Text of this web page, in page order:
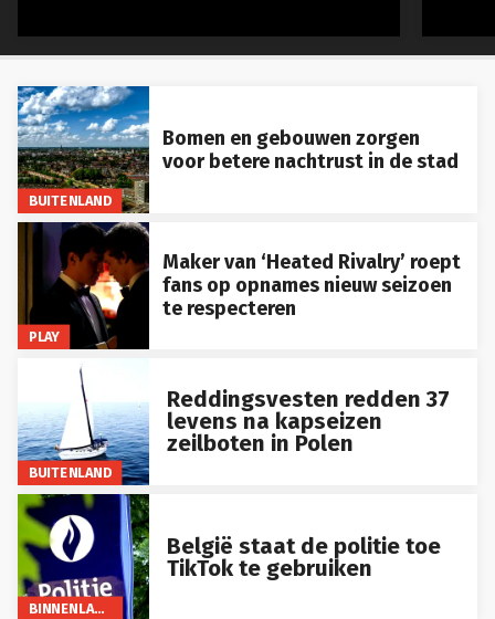
BUITENLAND
Bomen en gebouwen zorgen
voor betere nachtrust in de stad
PLAY
Maker van ‘Heated Rivalry’ roept
fans op opnames nieuw seizoen
te respecteren
BUITENLAND
Reddingsvesten redden 37
levens na kapseizen
zeilboten in Polen
BINNENLAND
België staat de politie toe
TikTok te gebruiken